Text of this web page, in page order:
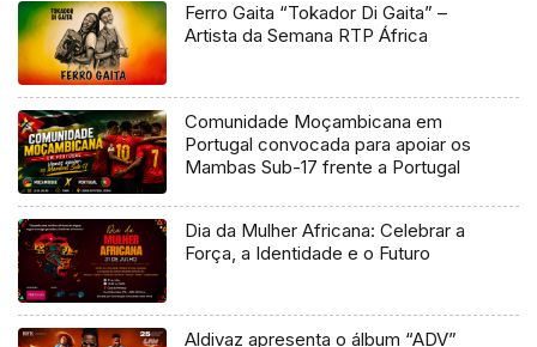
Ferro Gaita “Tokador Di Gaita” –
Artista da Semana RTP África
Comunidade Moçambicana em
Portugal convocada para apoiar os
Mambas Sub-17 frente a Portugal
Dia da Mulher Africana: Celebrar a
Força, a Identidade e o Futuro
Aldivaz apresenta o álbum “ADV”